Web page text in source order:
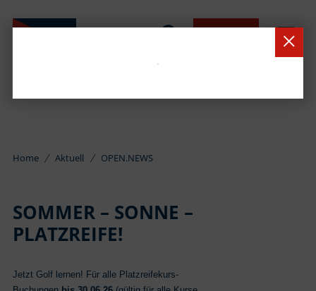
Home Aktuell OPEN.NEWS
SOMMER – SONNE –
PLATZREIFE!
Jetzt Golf lernen! Für alle Platzreifekurs-